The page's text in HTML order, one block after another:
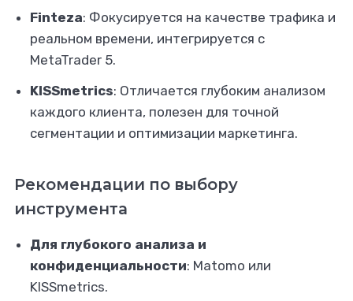
Finteza: Фокусируется на качестве трафика и
реальном времени, интегрируется с
MetaTrader 5.
KISSmetrics: Отличается глубоким анализом
каждого клиента, полезен для точной
сегментации и оптимизации маркетинга.
Рекомендации по выбору
инструмента
Для глубокого анализа и
конфиденциальности: Matomo или
KISSmetrics.